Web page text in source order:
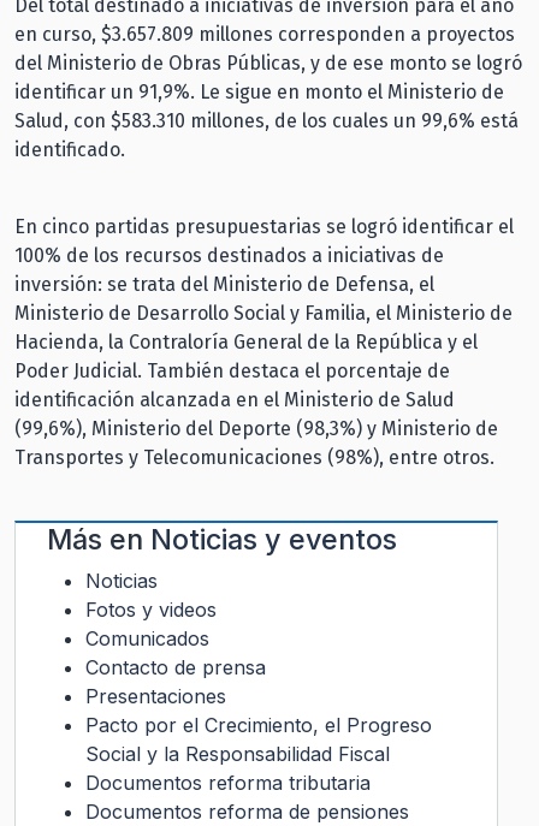
Del total destinado a iniciativas de inversión para el año
en curso, $3.657.809 millones corresponden a proyectos
del Ministerio de Obras Públicas, y de ese monto se logró
identificar un 91,9%. Le sigue en monto el Ministerio de
Salud, con $583.310 millones, de los cuales un 99,6% está
identificado.
En cinco partidas presupuestarias se logró identificar el
100% de los recursos destinados a iniciativas de
inversión: se trata del Ministerio de Defensa, el
Ministerio de Desarrollo Social y Familia, el Ministerio de
Hacienda, la Contraloría General de la República y el
Poder Judicial. También destaca el porcentaje de
identificación alcanzada en el Ministerio de Salud
(99,6%), Ministerio del Deporte (98,3%) y Ministerio de
Transportes y Telecomunicaciones (98%), entre otros.
Más en Noticias y eventos
Noticias
Fotos y videos
Comunicados
Contacto de prensa
Presentaciones
Pacto por el Crecimiento, el Progreso
Social y la Responsabilidad Fiscal
Documentos reforma tributaria
Documentos reforma de pensiones